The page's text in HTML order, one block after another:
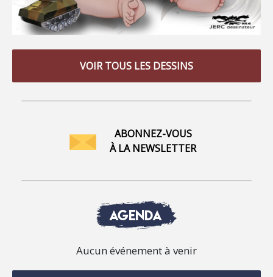
VOIR TOUS LES DESSINS
ABONNEZ-VOUS
À LA NEWSLETTER
AGENDA
Aucun événement à venir